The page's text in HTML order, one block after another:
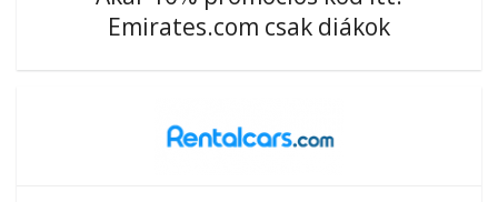
Emirates.com csak diákok